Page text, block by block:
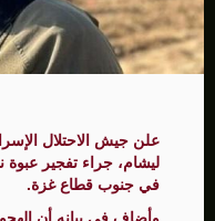
علن جيش الاحتلال
ليشام، جراء تفجير
في جنوب قطاع غزة.